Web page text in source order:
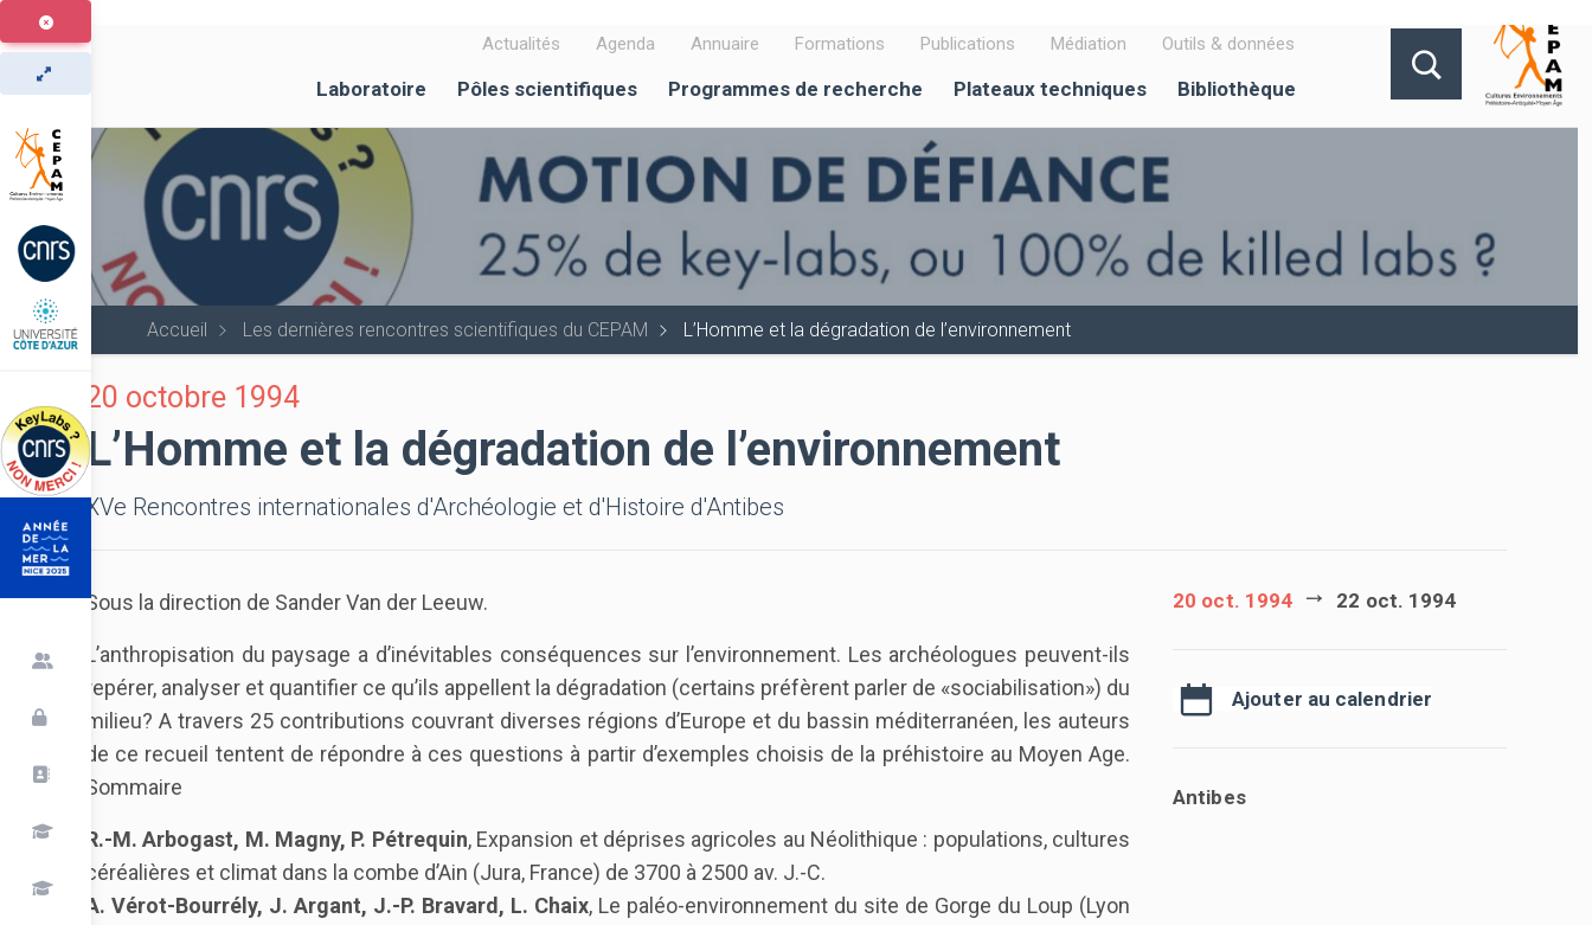
Aller
au
contenu
principal
Actualités Agenda Annuaire Formations Publications Médiation Outils & données
Laboratoire Pôles scientifiques Programmes de recherche Plateaux techniques Bibliothèque
Accueil Les dernières rencontres scientifiques du CEPAM L’Homme et la dégradation de l’environnement
20 octobre 1994
L’Homme et la dégradation de l’environnement
XVe Rencontres internationales d'Archéologie et d'Histoire d'Antibes
Sous la direction de Sander Van der Leeuw.
L’anthropisation du paysage a d’inévitables conséquences sur l’environnement. Les archéologues peuvent-ils
repérer, analyser et quantifier ce qu’ils appellent la dégradation (certains préfèrent parler de «sociabilisation») du
milieu? A travers 25 contributions couvrant diverses régions d’Europe et du bassin méditerranéen, les auteurs
de ce recueil tentent de répondre à ces questions à partir d’exemples choisis de la préhistoire au Moyen Age.
Sommaire
R.-M. Arbogast, M. Magny, P. Pétrequin, Expansion et déprises agricoles au Néolithique : populations, cultures
céréalières et climat dans la combe d’Ain (Jura, France) de 3700 à 2500 av. J.-C.
A. Vérot-Bourrély, J. Argant, J.-P. Bravard, L. Chaix, Le paléo-environnement du site de Gorge du Loup (Lyon
20 oct. 1994 22 oct. 1994
Ajouter au calendrier
Antibes